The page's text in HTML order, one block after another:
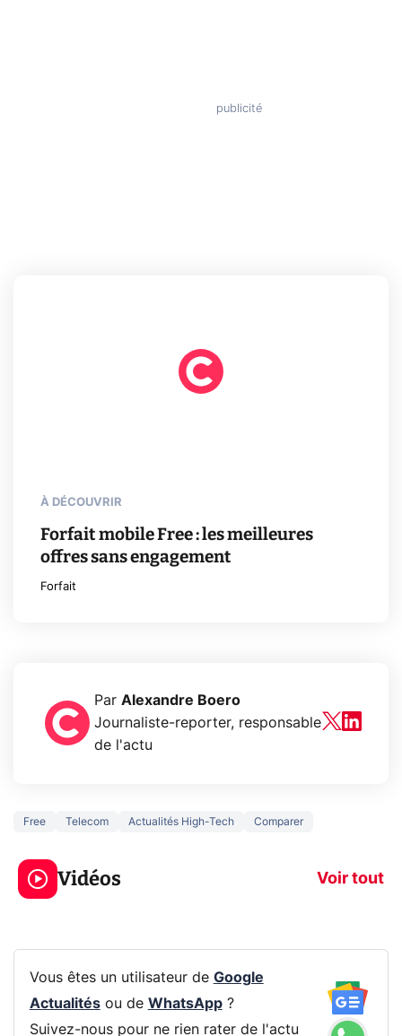
À DÉCOUVRIR
Forfait mobile Free : les meilleures
offres sans engagement
Forfait
Par Alexandre Boero
Journaliste-reporter, responsable
de l'actu
Free Telecom Actualités High-Tech Comparer
Vidéos Voir tout
3 écrans en 1 pour
319€ ? Voici L'AOC
CQ32G4ZA !
5
prochaine
Vous êtes un utilisateur de Google
Actualitésou de WhatsApp?
Suivez-nous pour ne rien rater de l'actu